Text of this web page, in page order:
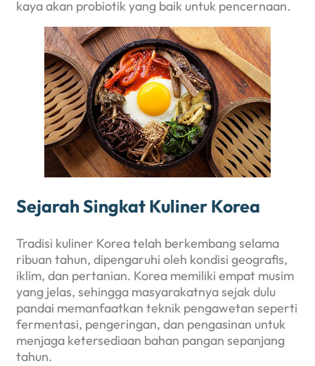
kaya akan probiotik yang baik untuk pencernaan.
Sejarah Singkat Kuliner Korea
Tradisi kuliner Korea telah berkembang selama
ribuan tahun, dipengaruhi oleh kondisi geografis,
iklim, dan pertanian. Korea memiliki empat musim
yang jelas, sehingga masyarakatnya sejak dulu
pandai memanfaatkan teknik pengawetan seperti
fermentasi, pengeringan, dan pengasinan untuk
menjaga ketersediaan bahan pangan sepanjang
tahun.